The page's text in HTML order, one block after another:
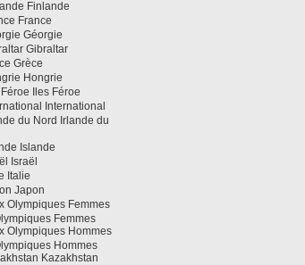
Finlande
France
Géorgie
Gibraltar
Grèce
Hongrie
Iles Féroe
International
Irlande du
Islande
Israël
Italie
Japon
Femmes
Hommes
Kazakhstan